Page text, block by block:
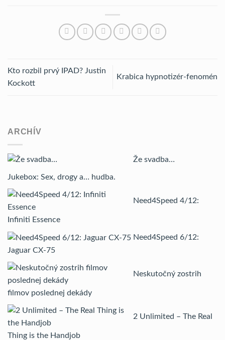
Kto rozbil prvý IPAD? Justin
Kockott
Krabica hypnotizér-fenomén
ARCHÍV
Že svadba…
Jukebox: Sex, drogy a… hudba.
Need4Speed 4/12:
Infiniti Essence
Need4Speed 6/12:
Jaguar CX-75
Neskutočný zostrih
filmov poslednej dekády
2 Unlimited – The Real
Thing is the Handjob